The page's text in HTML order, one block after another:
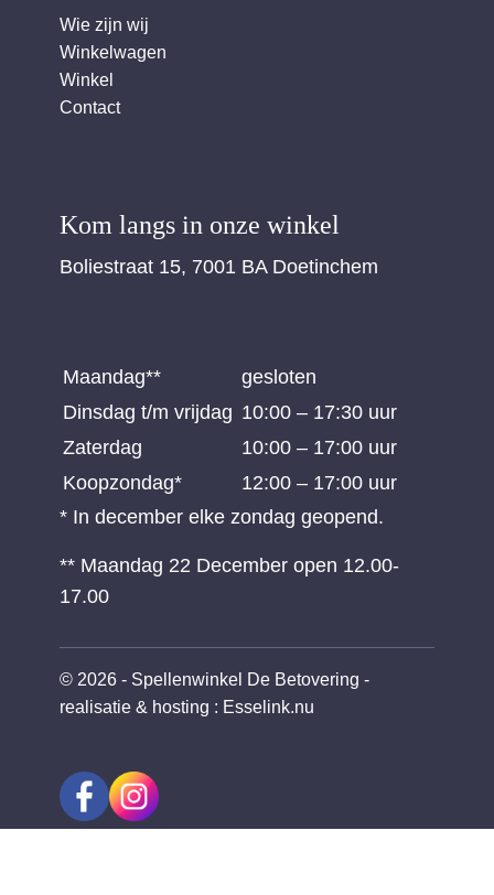
Wie zijn wij
Winkelwagen
Winkel
Contact
Kom langs in onze winkel
Boliestraat 15, 7001 BA Doetinchem
Maandag**
gesloten
Dinsdag t/m vrijdag 10:00 – 17:30 uur
Zaterdag
10:00 – 17:00 uur
Koopzondag*
12:00 – 17:00 uur
* In december elke zondag geopend.
** Maandag 22 December open 12.00-
17.00
© 2026 - Spellenwinkel De Betovering -
realisatie & hosting : Esselink.nu